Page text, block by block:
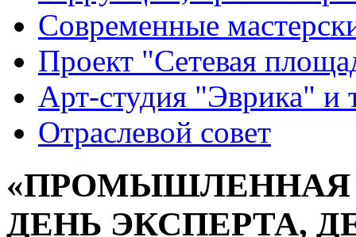
Современные
Проект "Сетевая
Арт-студия "Эврика" и
Отраслевой совет
«ПРОМЫШЛЕННАЯ
ДЕНЬ ЭКСПЕРТА,